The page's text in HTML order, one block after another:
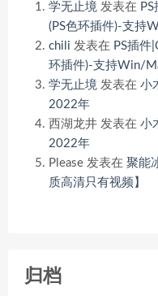
学无止境 发表在
(PS色环插件)-支持
chili 发表在 PS插件
环插件)-支持Win/
学无止境 发表在 小
2022年
西湖龙井 发表在 小
2022年
Please 发表在 聚能
质高清只有视频】
归档